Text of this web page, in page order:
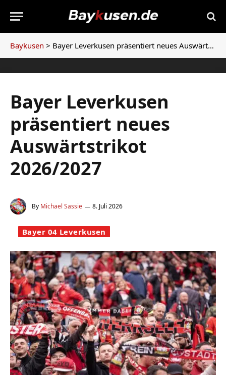
Baykusen > Bayer Leverkusen präsentiert neues Auswärtstrikot 2026/2027
Bayer Leverkusen
präsentiert neues
Auswärtstrikot
2026/2027
By Michael Sassie 8. Juli 2026
Bayer 04 Leverkusen